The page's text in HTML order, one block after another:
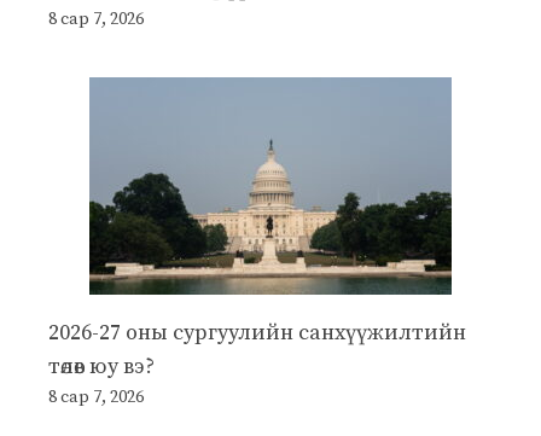
8 сар 7, 2026
2026-27 оны сургуулийн санхүүжилтийн
төлөв юу вэ?
8 сар 7, 2026